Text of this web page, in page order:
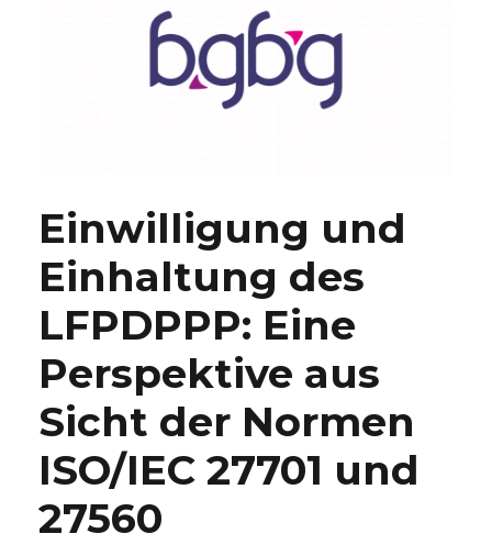
Einwilligung und
Einhaltung des
LFPDPPP: Eine
Perspektive aus
Sicht der Normen
ISO/IEC 27701 und
27560